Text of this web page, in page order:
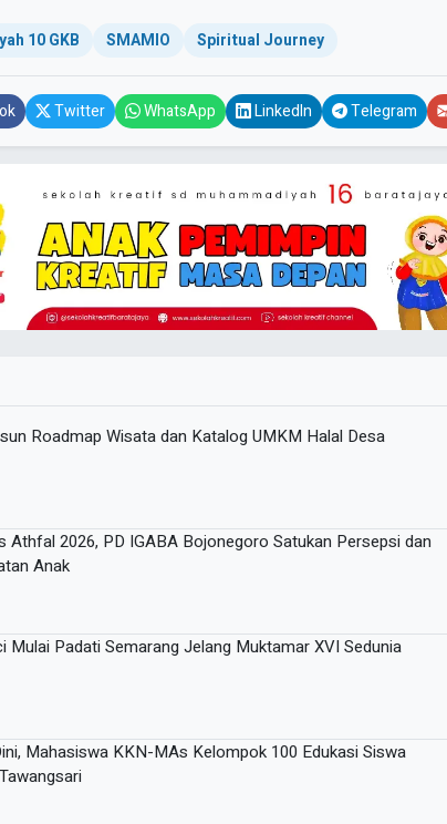
10 GKB SMAMIO Spiritual Journey
Twitter WhatsApp LinkedIn Telegram
Roadmap Wisata dan Katalog UMKM Halal Desa
Athfal 2026, PD IGABA Bojonegoro Satukan Persepsi dan
Anak
Mulai Padati Semarang Jelang Muktamar XVI Sedunia
Mahasiswa KKN-MAs Kelompok 100 Edukasi Siswa